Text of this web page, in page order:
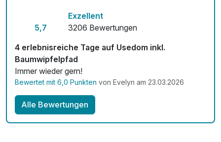
inkl. Kinderanimationsprogramm im Kids Club
inkl. W-Lan im gesamten Haus
5,7
Exzellent
3206 Bewertungen
4 erlebnisreiche Tage auf Usedom inkl.
Baumwipfelpfad
Immer wieder gern!
Bewertet mit 6,0 Punkten von Evelyn am 23.03.2026
Alle Bewertungen